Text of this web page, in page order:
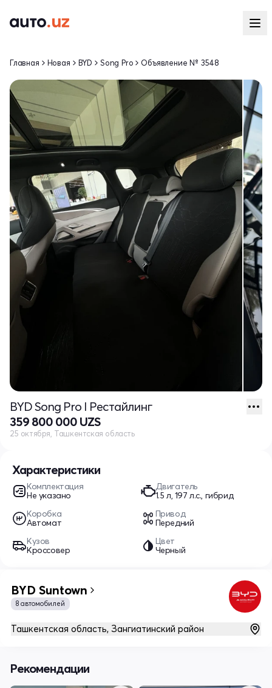
Характеристики
Комплектация
Не указано
Двигатель
1.5 л, 197 л.с., гибрид
Коробка
Автомат
Привод
Передний
Кузов
Кроссовер
Цвет
Черный
Главная Новая BYD Song Pro Объявление № 3548
BYD Song Pro I Рестайлинг
359 800 000 UZS
25 октября, Ташкентская область
BYD Suntown
8 автомобилей
Ташкентская область, Зангиатинский район
Рекомендации